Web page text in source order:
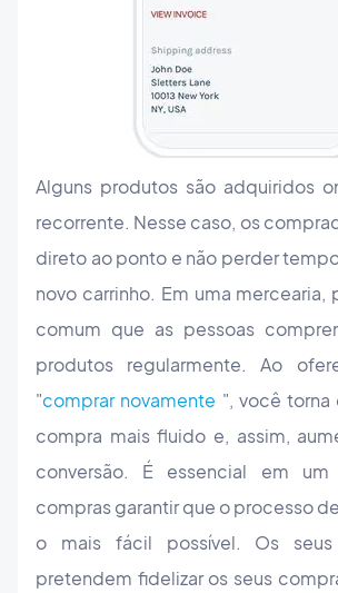
Alguns produtos são adquiridos
recorrente. Nesse caso, os
direto ao ponto e não perder
novo carrinho. Em uma mercearia,
comum que as pessoas
produtos regularmente. Ao
"comprar novamente ", você
compra mais fluido e, assim,
conversão. É essencial em
compras garantir que o processo
o mais fácil possível. Os
pretendem fidelizar os seus